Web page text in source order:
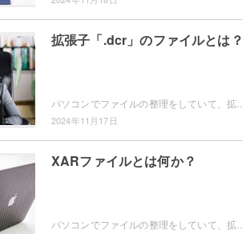
拡張子「.dcr」のファイルとは
2024年11月17日
XARファイルとは何か？